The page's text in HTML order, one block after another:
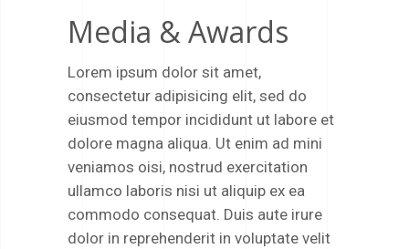
Media & Awards
Lorem ipsum dolor sit amet,
consectetur adipisicing elit, sed do
eiusmod tempor incididunt ut labore et
dolore magna aliqua. Ut enim ad mini
veniamos oisi, nostrud exercitation
ullamco laboris nisi ut aliquip ex ea
commodo consequat. Duis aute irure
dolor in reprehenderit in voluptate velit